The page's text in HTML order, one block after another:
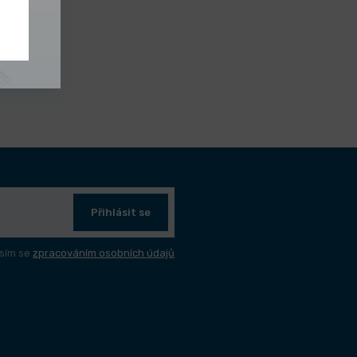
Přihlásit se
se zpracováním osobních údajů